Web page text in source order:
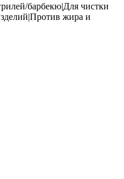
барбекю|Для чистки
жира и